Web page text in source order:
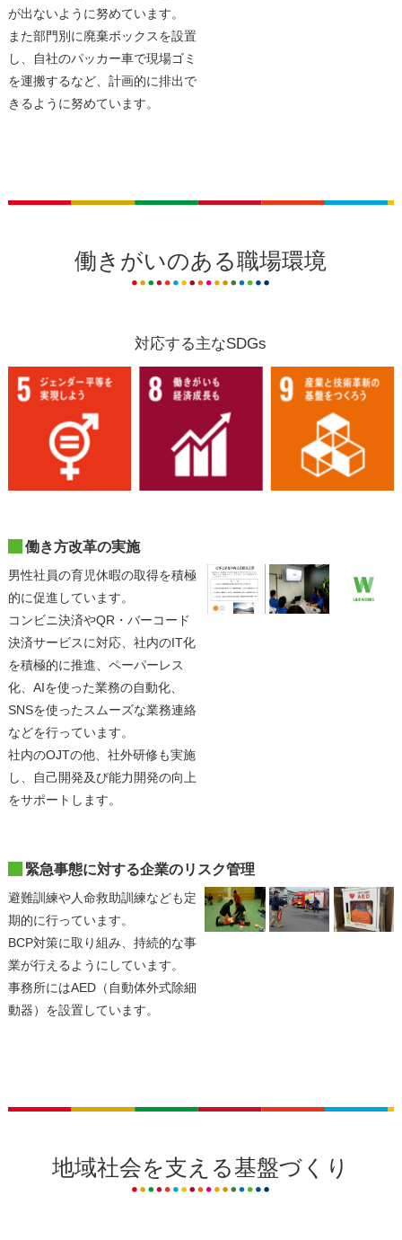
が出ないように努めています。
また部門別に廃棄ボックスを設置
し、自社のパッカー車で現場ゴミ
を運搬するなど、計画的に排出で
きるように努めています。
働きがいのある職場環境
対応する主なSDGs
働き方改革の実施
男性社員の育児休暇の取得を積極
的に促進しています。
コンビニ決済やQR・バーコード
決済サービスに対応、社内のIT化
を積極的に推進、ペーパーレス
化、AIを使った業務の自動化、
SNSを使ったスムーズな業務連絡
などを行っています。
社内のOJTの他、社外研修も実施
し、自己開発及び能力開発の向上
をサポートします。
緊急事態に対する企業のリスク管理
避難訓練や人命救助訓練なども定
期的に行っています。
BCP対策に取り組み、持続的な事
業が行えるようにしています。
事務所にはAED（自動体外式除細
動器）を設置しています。
地域社会を支える基盤づくり